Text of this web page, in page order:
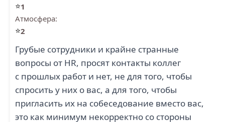
ИКФ КОНСАЛТИНГ
DHL КАЗАХСТАН (2)
ТОО GRAIN HOUSE
555 (2)
⭐1
Атмосфера:
⭐2
Грубые сотрудники и крайне странные
вопросы от HR, просят контакты коллег
с прошлых работ и нет, не для того, чтобы
спросить у них о вас, а для того, чтобы
пригласить их на собеседование вместо вас,
это как минимум некорректно со стороны